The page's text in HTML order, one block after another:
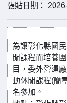
張貼日期：
為讓彰化縣國
閒課程而培養
目，委外營運
動休閒課程(簡
名參加。